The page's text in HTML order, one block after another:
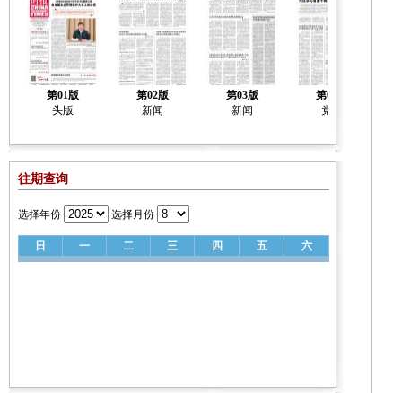
第01版
头版
第02版
新闻
第03版
新闻
第04版
党建
往期查询
选择年份 选择月份
日 一 二 三 四 五 六